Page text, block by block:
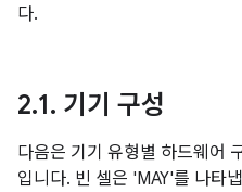
다.
2.1. 기기 구성
다음은 기기 유형별 하드웨어
입니다. 빈 셀은 'MAY'를 나타